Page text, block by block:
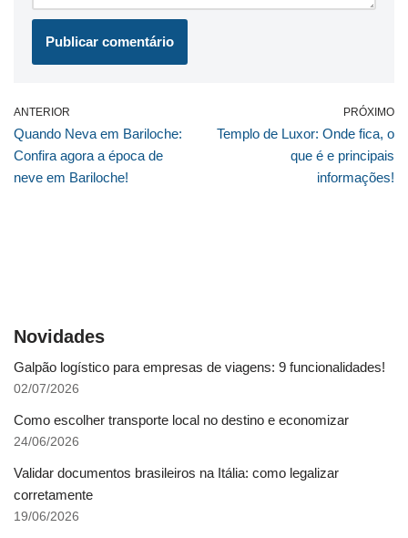
ANTERIOR
Quando Neva em Bariloche:
Confira agora a época de
neve em Bariloche!
PRÓXIMO
Templo de Luxor: Onde fica, o
que é e principais
informações!
Novidades
Galpão logístico para empresas de viagens: 9 funcionalidades!
02/07/2026
Como escolher transporte local no destino e economizar
24/06/2026
Validar documentos brasileiros na Itália: como legalizar
corretamente
19/06/2026